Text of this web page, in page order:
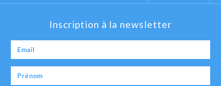
Inscription à la newsletter